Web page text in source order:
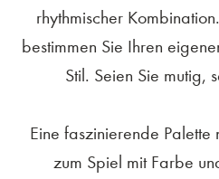
rhythmischer
bestimmen Sie Ihren
Stil. Seien Sie mutig,
Eine faszinierende
zum Spiel mit Farbe